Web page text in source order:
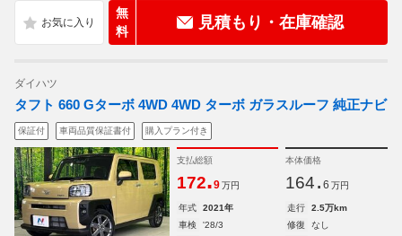
無
料
見積もり・在庫確認
ダイハツ
タフト 660 Gターボ 4WD 4WD ターボ ガラスルーフ 純正ナビ
保証付 車両品質保証書付 購入プラン付き
支払総額
172.9 万円
本体価格
164. 6 万円
年式 2021年 走行
2.5万km
車検
'28/3 修復
なし